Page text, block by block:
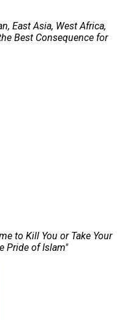
East Asia, West Africa,
Best Consequence for
to Kill You or Take Your
Pride of Islam"